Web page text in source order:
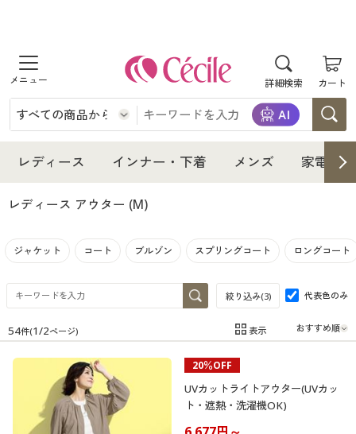
詳細検索 カート
商品を探す
レディース
レディースファッション
女性下着
インナー・下着
インナー・下着通販すべて
女性下着
メンズ下着
ジュニア・ティーンズ下着
メンズ
メンズ通販すべて
メンズファッション
メンズ下着
家電・雑貨
家電・雑貨すべて
家電
キッチン・雑貨・日用品
寝具・インテリア・家具
寝具・インテリア・家具通販すべて
家具・収納
寝具・ベッド
美容・健康
美容・健康通販すべて
美容・健康・サプリメント
制服・スクール
制服・スクールすべて
大きいサイズ
レディース インナー・下着 メンズ 家電・
レディース アウター (M)
ジャケット コート ブルゾン スプリングコート ロングコート
絞り込み(3) 代表色のみ
在庫 在庫のある商品のみ表示
54件(1/2ページ) 表示
20％OFF
UVカットライトアウター(UVカッ
ト・遮熱・洗濯機OK)